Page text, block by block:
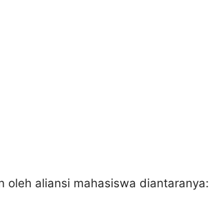
oleh aliansi mahasiswa diantaranya: